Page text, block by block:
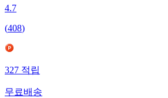
4.7
(408)
327 적립
무료배송